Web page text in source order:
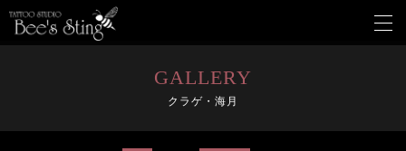
メ
ニ
GALLERY
クラゲ・海月